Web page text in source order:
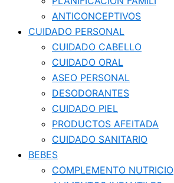
ANTICONCEPTIVOS
CUIDADO PERSONAL
CUIDADO CABELLO
CUIDADO ORAL
ASEO PERSONAL
DESODORANTES
CUIDADO PIEL
PRODUCTOS AFEITADA
CUIDADO SANITARIO
BEBES
COMPLEMENTO NUTRICIO